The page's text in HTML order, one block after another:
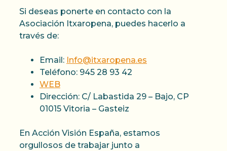
Si deseas ponerte en contacto con la
Asociación Itxaropena, puedes hacerlo a
través de:
Email: Info@itxaropena.es
Teléfono: 945 28 93 42
WEB
Dirección: C/ Labastida 29 – Bajo, CP
01015 Vitoria – Gasteiz
En Acción Visión España, estamos
orgullosos de trabajar junto a